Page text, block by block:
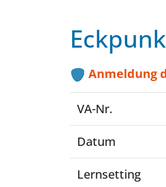
Anmeldung
VA-Nr.
Datum
Lernsetting